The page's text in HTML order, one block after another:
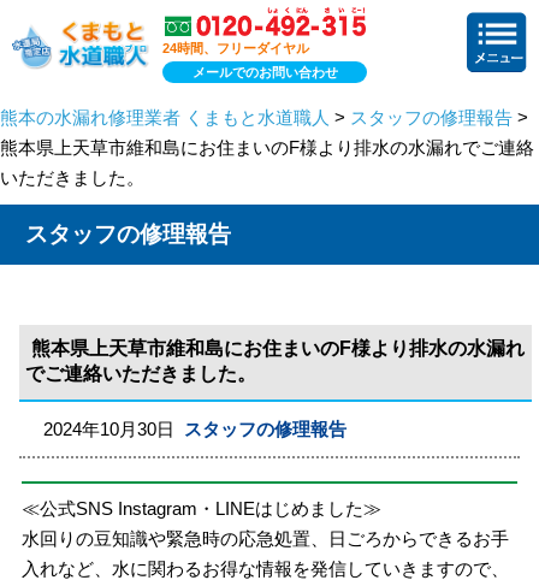
24時間、フリーダイヤル
メールでのお問い合わせ
熊本の水漏れ修理業者 くまもと水道職人 > スタッフの修理報告 >
熊本県上天草市維和島にお住まいのF様より排水の水漏れでご連絡
いただきました。
スタッフの修理報告
熊本県上天草市維和島にお住まいのF様より排水の水漏れ
でご連絡いただきました。
2024年10月30日 スタッフの修理報告
≪公式SNS Instagram・LINEはじめました≫
水回りの豆知識や緊急時の応急処置、日ごろからできるお手
入れなど、水に関わるお得な情報を発信していきますので、